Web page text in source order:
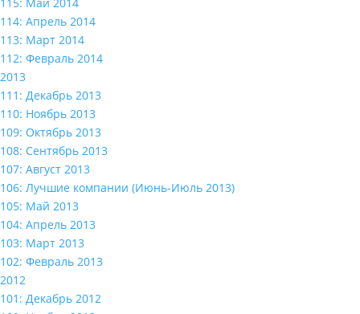
114: Апрель 2014
113: Март 2014
112: Февраль 2014
2013
111: Декабрь 2013
110: Ноябрь 2013
109: Октябрь 2013
108: Сентябрь 2013
107: Август 2013
106: Лучшие компании (Июнь-Июль 2013)
105: Май 2013
104: Апрель 2013
103: Март 2013
102: Февраль 2013
2012
101: Декабрь 2012